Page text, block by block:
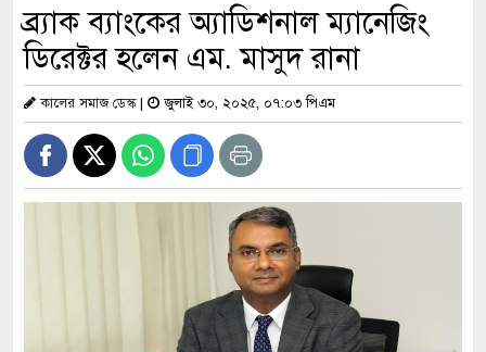
ব্র্যাক ব্যাংকের অ্যাডিশনাল ম্যানেজিং
ডিরেক্টর হলেন এম. মাসুদ রানা
কালের সমাজ ডেস্ক| জুলাই ৩০, ২০২৫, ০৭:০৩ পিএম